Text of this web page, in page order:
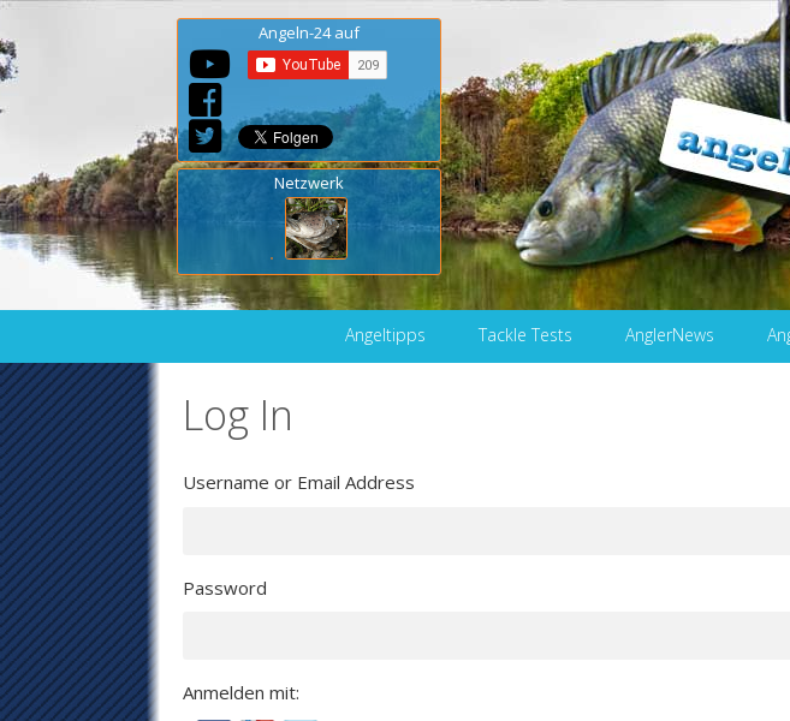
Angeln-24 auf
Netzwerk
Angeltipps Tackle Tests AnglerNews
Log In
Username or Email Address
Password
Anmelden mit: